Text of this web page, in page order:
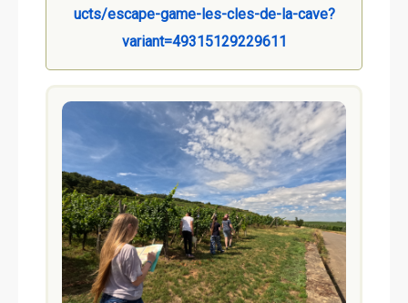
ucts/escape-game-les-cles-de-la-cave?
variant=49315129229611